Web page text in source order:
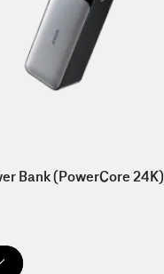
Bank (PowerCore 24K)